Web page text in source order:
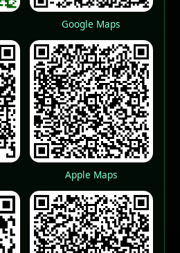
Google Maps
Apple Maps